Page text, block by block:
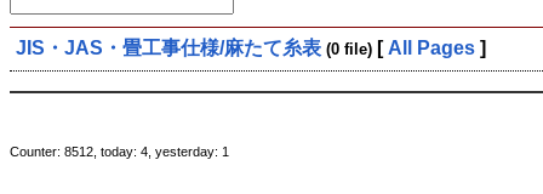
JIS・JAS・畳工事仕様​/麻たて糸表 (0 file) [ All Pages ]
Counter: 8512, today: 4, yesterday: 1